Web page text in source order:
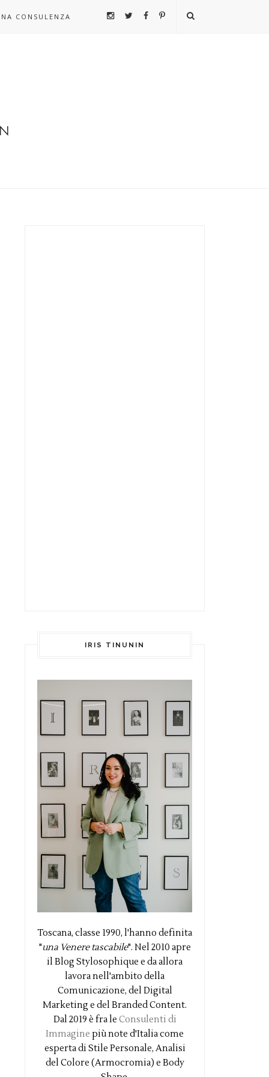
CONSULENZA
IRIS TINUNIN
Toscana, classe 1990, l'hanno definita
"una Venere tascabile". Nel 2010 apre
il Blog Stylosophique e da allora
lavora nell'ambito della
Comunicazione, del Digital
Marketing e del Branded Content.
Dal 2019 è fra le Consulenti di
Immagine più note d'Italia come
esperta di Stile Personale, Analisi
del Colore (Armocromia) e Body